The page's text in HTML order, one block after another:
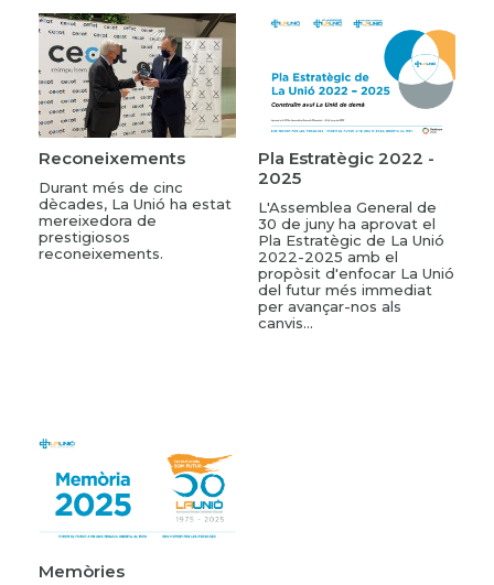
Reconeixements
Durant més de cinc
dècades, La Unió ha estat
mereixedora de
prestigiosos
reconeixements.
Pla Estratègic 2022 -
2025
L'Assemblea General de
30 de juny ha aprovat el
Pla Estratègic de La Unió
2022-2025 amb el
propòsit d'enfocar La Unió
del futur més immediat
per avançar-nos als
canvis...
Memòries